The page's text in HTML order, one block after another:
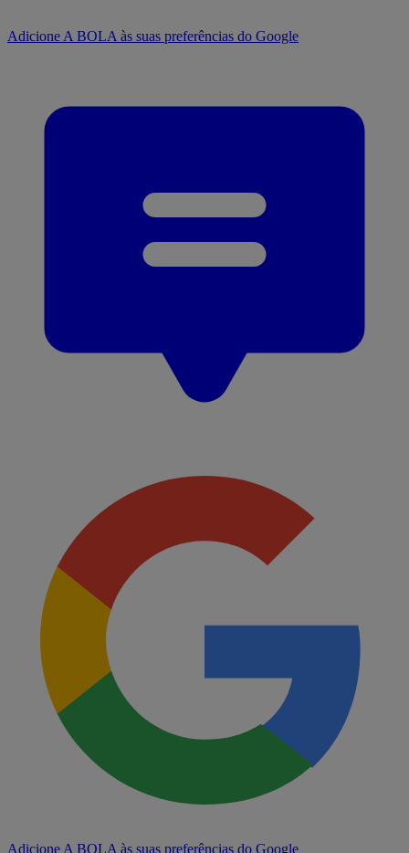
Adicione A BOLA às suas preferências do Google
Adicione A BOLA às suas preferências do Google